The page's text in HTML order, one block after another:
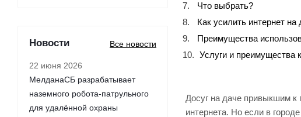
Что выбрать?
Как усилить интернет на
Преимущества
Услуги и преимущества
Досуг на даче привыкшим к
интернета. Но если в
Новости Все новости
22 июня 2026
МелданаСБ разрабатывает
наземного робота-патрульного
для удалённой охраны